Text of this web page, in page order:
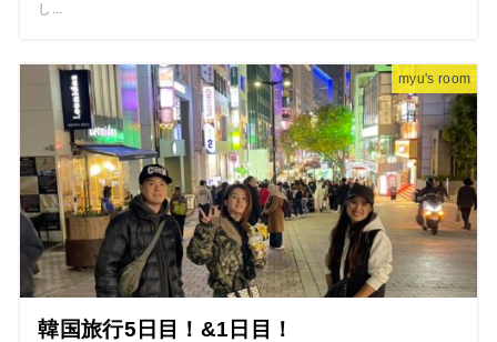
し...
myu's room
韓国旅行5日目！&1日目！